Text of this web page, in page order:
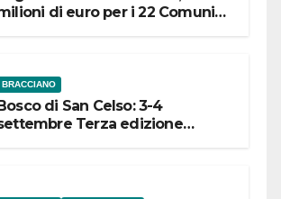
di euro per i 22 Comuni
BRACCIANO
Bosco di San Celso: 3-4
Terza edizione